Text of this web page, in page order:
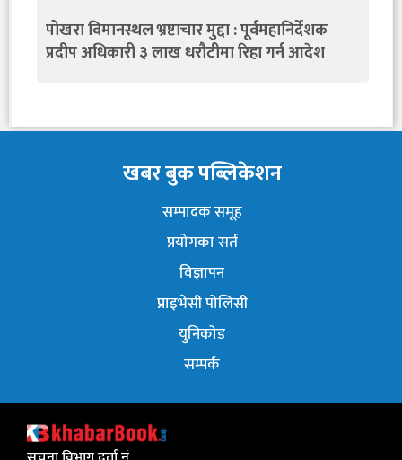
पोखरा विमानस्थल भ्रष्टाचार मुद्दा : पूर्वमहानिर्देशक
प्रदीप अधिकारी ३ लाख धरौटीमा रिहा गर्न आदेश
खबर बुक पब्लिकेशन
सम्पादक समूह
प्रयोगका सर्त
विज्ञापन
प्राइभेसी पोलिसी
युनिकोड
सम्पर्क